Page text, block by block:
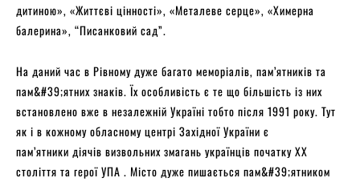
дитиною», «Життєві цінності», «Металеве серце», «Химерна
балерина», “Писанковий сад”.
На даний час в Рівному дуже багато меморіалів, пам’ятників та
пам&#39;ятних знаків. Їх особливість є те що більшість із них
встановлено вже в незалежній Україні тобто після 1991 року. Тут
як і в кожному обласному центрі Західної України є
пам’ятники діячів визвольних змагань українців початку ХХ
століття та герої УПА . Місто дуже пишається пам&#39;ятником